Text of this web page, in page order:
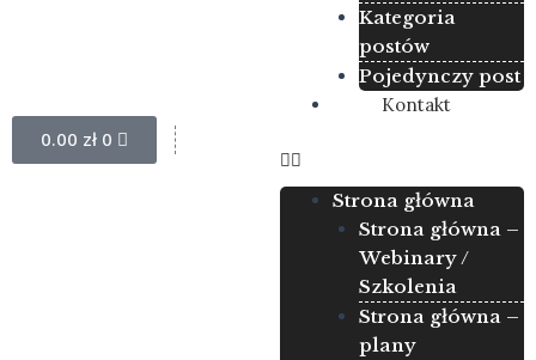
0.00 zł 0
Wózek
Kategoria
postów
Pojedynczy post
Kontakt
Strona główna
Strona główna –
Webinary /
Szkolenia
Strona główna –
plany